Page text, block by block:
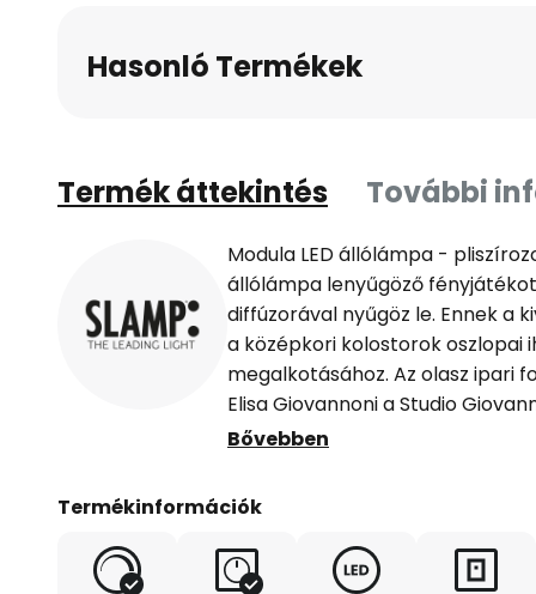
Hasonló Termékek
Termék áttekintés További
Modula LED állólámpa -
állólámpa lenyűgöző
diffúzorával nyűgöz le. Ennek a
a középkori kolostorok oszlopai
megalkotásához. Az olasz ipari
Elisa Giovannoni a Studio
cégekkel dolgozott együtt, mint
kapott - Kiváló minőségű
Bővebben
Termékinformációk